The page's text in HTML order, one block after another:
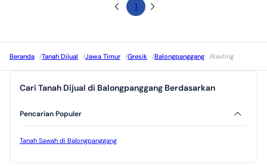
1
Beranda /Tanah Dijual /Jawa Timur /Gresik /Balongpanggang /Kavling
Cari Tanah Dijual di Balongpanggang Berdasarkan
Pencarian Populer
Tanah Sawah di Balongpanggang